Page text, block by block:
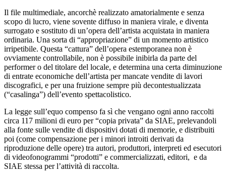
Il file multimediale, ancorchè realizzato amatorialmente e senza
scopo di lucro, viene sovente diffuso in maniera virale, e diventa
surrogato e sostituto di un’opera dell’artista acquistata in maniera
ordinaria. Una sorta di “appropriazione” di un momento artistico
irripetibile. Questa “cattura” dell’opera estemporanea non è
ovviamente controllabile, non è possibile inibirla da parte del
performer o del titolare del locale, e determina una certa diminuzione
di entrate economiche dell’artista per mancate vendite di lavori
discografici, e per una fruizione sempre più decontestualizzata
(“casalinga”) dell’evento spettacolistico.
La legge sull’equo compenso fa sì che vengano ogni anno raccolti
circa 117 milioni di euro per “copia privata” da SIAE, prelevandoli
alla fonte sulle vendite di dispositivi dotati di memorie, e distribuiti
poi (come compensazione per i minori introiti derivati da
riproduzione delle opere) tra autori, produttori, interpreti ed esecutori
di videofonogrammi “prodotti” e commercializzati, editori, e da
SIAE stessa per l’attività di raccolta.